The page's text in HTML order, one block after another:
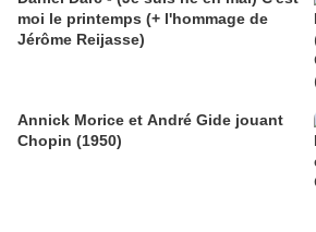
moi le printemps (+ l'hommage de
Jérôme Reijasse)
Annick Morice et André Gide jouant
Chopin (1950)